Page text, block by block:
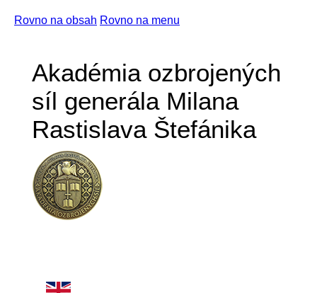
Rovno na obsah Rovno na menu
Akadémia ozbrojených
síl generála Milana
Rastislava Štefánika